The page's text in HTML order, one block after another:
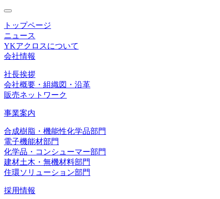
toggle
navigation
トップページ
ニュース
YKアクロスについて
会社情報
社長挨拶
会社概要・組織図・沿革
販売ネットワーク
事業案内
合成樹脂・機能性化学品部門
電子機能材部門
化学品・コンシューマー部門
建材土木・無機材料部門
住環ソリューション部門
採用情報